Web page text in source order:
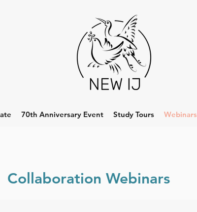
70th Anniversary Event Study Tours Webinars
Collaboration Webinars